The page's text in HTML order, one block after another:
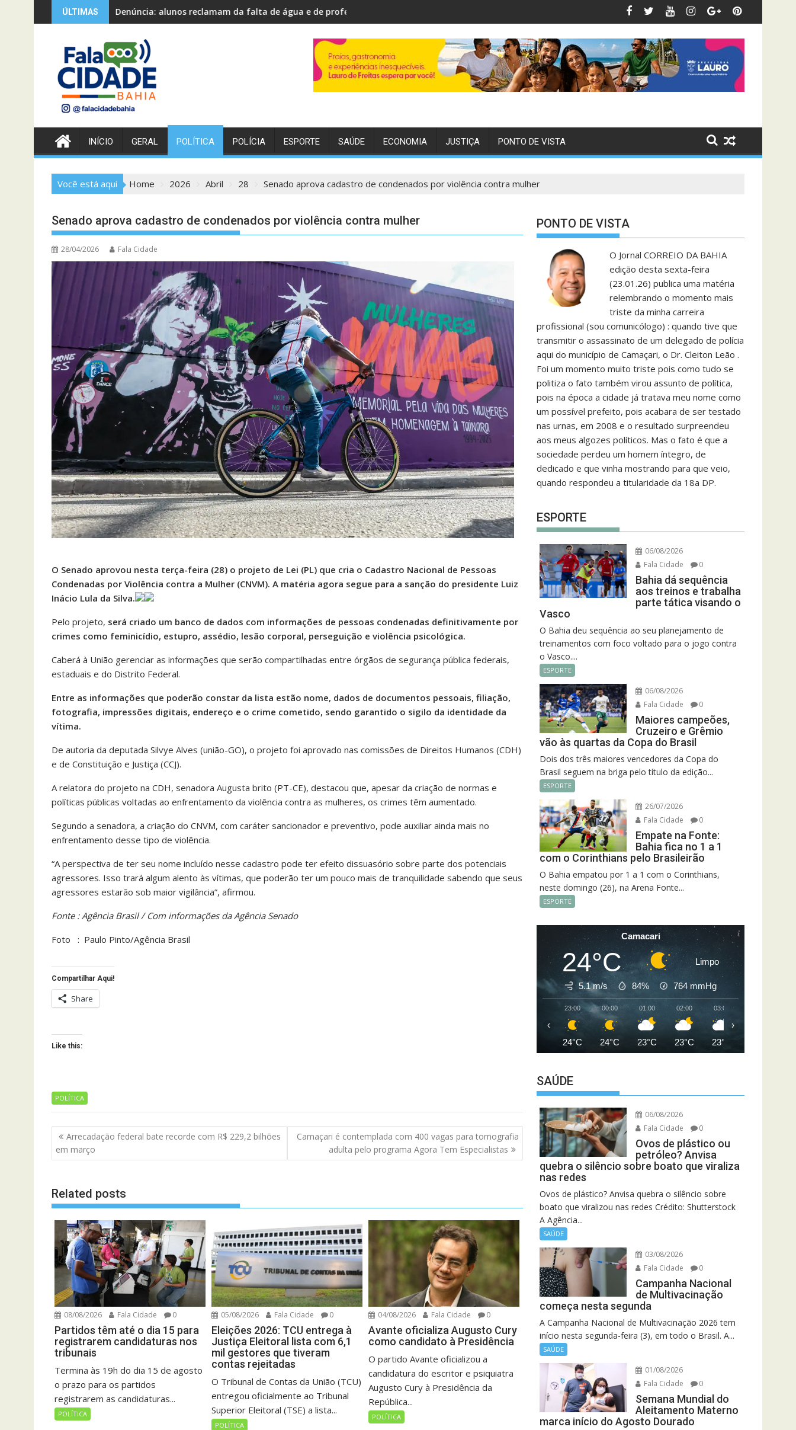
to
ÚLTIMAS
alunos reclamam da falta de água e de professores em escola pública municipal de Camaçari
MPE pede ao TRE-BA indeferimento da candidatura de Binho Galinha a reeleiçãoPF investigar indícios de crimes em emendas Pix apontados pelo TCU;
Partidos têm
INÍCIO GERAL POLÍTICA POLÍCIA ESPORTE SAÚDE ECONOMIA JUSTIÇA PONTO DE VISTA
Você está aqui Home 2026 Abril 28 Senado aprova cadastro de condenados por violência contra mulher
Senado aprova cadastro de condenados por violência contra mulher
28/04/2026 Fala Cidade
O Senado aprovou nesta terça-feira (28) o projeto de Lei (PL) que cria o Cadastro Nacional de Pessoas
Condenadas por Violência contra a Mulher (CNVM). A matéria agora segue para a sanção do presidente Luiz
Inácio Lula da Silva.
Pelo projeto, será criado um banco de dados com informações de pessoas condenadas definitivamente por
crimes como feminicídio, estupro, assédio, lesão corporal, perseguição e violência psicológica.
Caberá à União gerenciar as informações que serão compartilhadas entre órgãos de segurança pública federais,
estaduais e do Distrito Federal.
Entre as informações que poderão constar da lista estão nome, dados de documentos pessoais, filiação,
fotografia, impressões digitais, endereço e o crime cometido, sendo garantido o sigilo da identidade da
vítima.
De autoria da deputada Silvye Alves (união-GO), o projeto foi aprovado nas comissões de Direitos Humanos (CDH)
e de Constituição e Justiça (CCJ).
A relatora do projeto na CDH, senadora Augusta brito (PT-CE), destacou que, apesar da criação de normas e
políticas públicas voltadas ao enfrentamento da violência contra as mulheres, os crimes têm aumentado.
Segundo a senadora, a criação do CNVM, com caráter sancionador e preventivo, pode auxiliar ainda mais no
enfrentamento desse tipo de violência.
“A perspectiva de ter seu nome incluído nesse cadastro pode ter efeito dissuasório sobre parte dos potenciais
agressores. Isso trará algum alento às vítimas, que poderão ter um pouco mais de tranquilidade sabendo que seus
agressores estarão sob maior vigilância”, afirmou.
Fonte : Agência Brasil / Com informações da Agência Senado
Foto : Paulo Pinto/Agência Brasil
Compartilhar Aqui!
Share
Like this:
POLÍTICA
Navegação
de
artigos
Arrecadação federal bate recorde com R$ 229,2 bilhões
em março
Camaçari é contemplada com 400 vagas para tomografia
adulta pelo programa Agora Tem Especialistas
Related posts
08/08/2026 Fala Cidade 0
Partidos têm até o dia 15 para
registrarem candidaturas nos
tribunais
Termina às 19h do dia 15 de agosto
o prazo para os partidos
registrarem as candidaturas...
POLÍTICA
05/08/2026 Fala Cidade 0
Eleições 2026: TCU entrega à
Justiça Eleitoral lista com 6,1
mil gestores que tiveram
contas rejeitadas
O Tribunal de Contas da União (TCU)
entregou oficialmente ao Tribunal
Superior Eleitoral (TSE) a lista...
POLÍTICA
04/08/2026 Fala Cidade 0
Avante oficializa Augusto Cury
como candidato à Presidência
O partido Avante oficializou a
candidatura do escritor e psiquiatra
Augusto Cury à Presidência da
República...
POLÍTICA
PONTO DE VISTA
O Jornal CORREIO DA BAHIA
edição desta sexta-feira
(23.01.26) publica uma matéria
relembrando o momento mais
triste da minha carreira
profissional (sou comunicólogo) : quando tive que
transmitir o assassinato de um delegado de polícia
aqui do município de Camaçari, o Dr. Cleiton Leão .
Foi um momento muito triste pois como tudo se
politiza o fato também virou assunto de política,
pois na época a cidade já tratava meu nome como
um possível prefeito, pois acabara de ser testado
nas urnas, em 2008 e o resultado surpreendeu
aos meus algozes políticos. Mas o fato é que a
sociedade perdeu um homem íntegro, de
dedicado e que vinha mostrando para que veio,
quando respondeu a titularidade da 18a DP.
ESPORTE
06/08/2026
Fala Cidade
0
Bahia dá sequência
aos treinos e trabalha
parte tática visando o
Vasco
O Bahia deu sequência ao seu planejamento de
treinamentos com foco voltado para o jogo contra
o Vasco....
ESPORTE
06/08/2026
Fala Cidade
0
Maiores campeões,
Cruzeiro e Grêmio
vão às quartas da Copa do Brasil
Dois dos três maiores vencedores da Copa do
Brasil seguem na briga pelo título da edição...
ESPORTE
26/07/2026
Fala Cidade
0
Empate na Fonte:
Bahia fica no 1 a 1
com o Corinthians pelo Brasileirão
O Bahia empatou por 1 a 1 com o Corinthians,
neste domingo (26), na Arena Fonte...
ESPORTE
Camacari
24°C Limpo
5.1 m/s 84% 764mmHg
23:00
24°C
00:00
24°C
01:00
23°C
02:00
23°C
03:00
23°C
‹ ›
SAÚDE
06/08/2026
Fala Cidade
0
Ovos de plástico ou
petróleo? Anvisa
quebra o silêncio sobre boato que viraliza
nas redes
Ovos de plástico? Anvisa quebra o silêncio sobre
boato que viralizou nas redes Crédito: Shutterstock
A Agência...
SAÚDE
03/08/2026
Fala Cidade
0
Campanha Nacional
de Multivacinação
começa nesta segunda
A Campanha Nacional de Multivacinação 2026 tem
início nesta segunda-feira (3), em todo o Brasil. A...
SAÚDE
01/08/2026
Fala Cidade
0
Semana Mundial do
Aleitamento Materno
marca início do Agosto Dourado